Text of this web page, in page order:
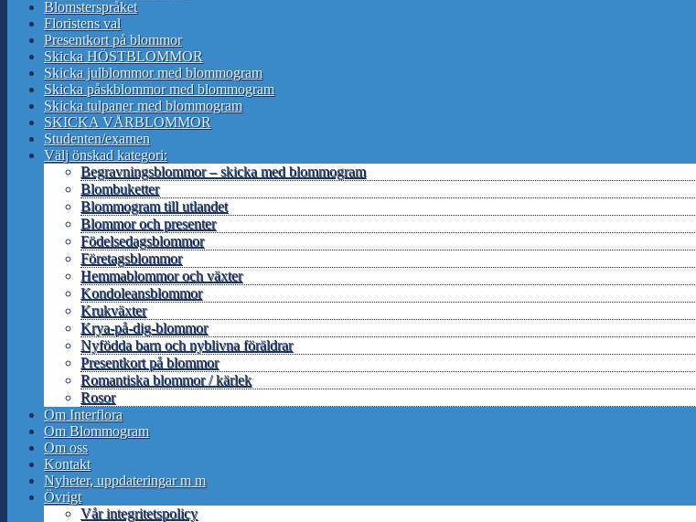
Blomsterspråket
Floristens val
Presentkort på blommor
Skicka HÖSTBLOMMOR
Skicka julblommor med blommogram
Skicka påskblommor med blommogram
Skicka tulpaner med blommogram
SKICKA VÅRBLOMMOR
Studenten/examen
Välj önskad kategori:
Begravningsblommor – skicka med blommogram
Blombuketter
Blommogram till utlandet
Blommor och presenter
Födelsedagsblommor
Företagsblommor
Hemmablommor och växter
Kondoleansblommor
Krukväxter
Krya-på-dig-blommor
Nyfödda barn och nyblivna föräldrar
Presentkort på blommor
Romantiska blommor / kärlek
Rosor
Om Interflora
Om Blommogram
Om oss
Kontakt
Nyheter, uppdateringar m m
Övrigt
Vår integritetspolicy